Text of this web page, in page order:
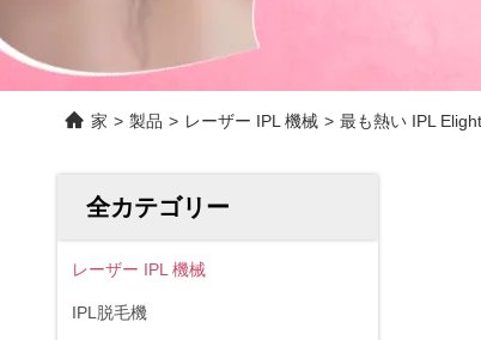
家 > 製品 > レーザー IPL 機械 > 最も熱い IPL
全カテゴリー
レーザー IPL 機械
IPL脱毛機